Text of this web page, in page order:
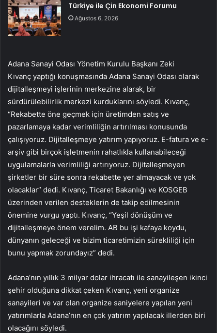
Türkiye ile Çin Ekonomi Forumu
Ağustos 6, 2026
Adana Sanayi Odası Yönetim Kurulu Başkanı Zeki
Kıvanç yaptığı konuşmasında Adana Sanayi Odası olarak
dijitalleşmeyi işlerinin merkezine alarak, bir
sürdürülebilirlik merkezi kurduklarını söyledi. Kıvanç,
“Rekabette öne geçmek için üretimden satış ve
pazarlamaya kadar verimliliğin artırılması konusunda
çalışıyoruz. Dijitalleşmeye yatırım yapıyoruz. E-fatura ve e-
arşiv gibi birçok işletmenin rahatlıkla kullanabileceği
uygulamalarla verimliliği artırıyoruz. Dijitalleşmeyen
şirketler bir süre sonra rekabette yer almayacak ve yok
olacaklar” dedi. Kıvanç, Ticaret Bakanlığı ve KOSGEB
üzerinden verilen desteklerin de takip edilmesinin
önemine vurgu yaptı. Kıvanç, “Yeşil dönüşüm ve
dijitalleşmeye önem verelim. AB bu işi kafaya koydu,
dünyanın geleceği ve bizim ticaretimizin sürekliliği için
bunu yapmak zorundayız” dedi.
Adana’nın yıllık 3 milyar dolar ihracatı ile sanayileşen ikinci
şehir olduğuna dikkat çeken Kıvanç, yeni organize
sanayileri ve var olan organize saniyelere yapılan yeni
yatırımlarla Adana’nın en çok yatırım yapılacak illerden biri
olacağını söyledi.